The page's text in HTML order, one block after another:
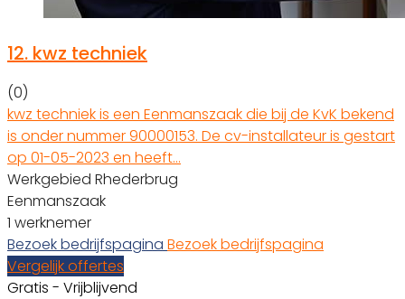
12. kwz techniek
(0)
kwz techniek is een Eenmanszaak die bij de KvK bekend
is onder nummer 90000153. De cv-installateur is gestart
op 01-05-2023 en heeft…
Werkgebied Rhederbrug
Eenmanszaak
1 werknemer
Bezoek bedrijfspagina Bezoek bedrijfspagina
Vergelijk offertes
Gratis - Vrijblijvend